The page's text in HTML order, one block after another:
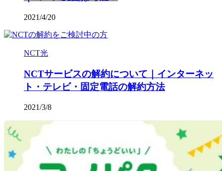
2021/4/20
NCT光
NCTサービスの解約について｜インターネッ
ト・テレビ・固定電話の解約方法
2021/3/8